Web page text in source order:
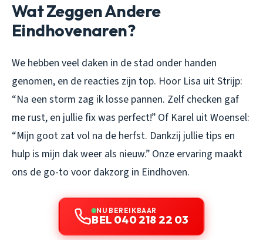
Wat Zeggen Andere
Eindhovenaren?
We hebben veel daken in de stad onder handen
genomen, en de reacties zijn top. Hoor Lisa uit Strijp:
“Na een storm zag ik losse pannen. Zelf checken gaf
me rust, en jullie fix was perfect!” Of Karel uit Woensel:
“Mijn goot zat vol na de herfst. Dankzij jullie tips en
hulp is mijn dak weer als nieuw.” Onze ervaring maakt
ons de go-to voor dakzorg in Eindhoven.
NU BEREIKBAAR
BEL 040 218 22 03